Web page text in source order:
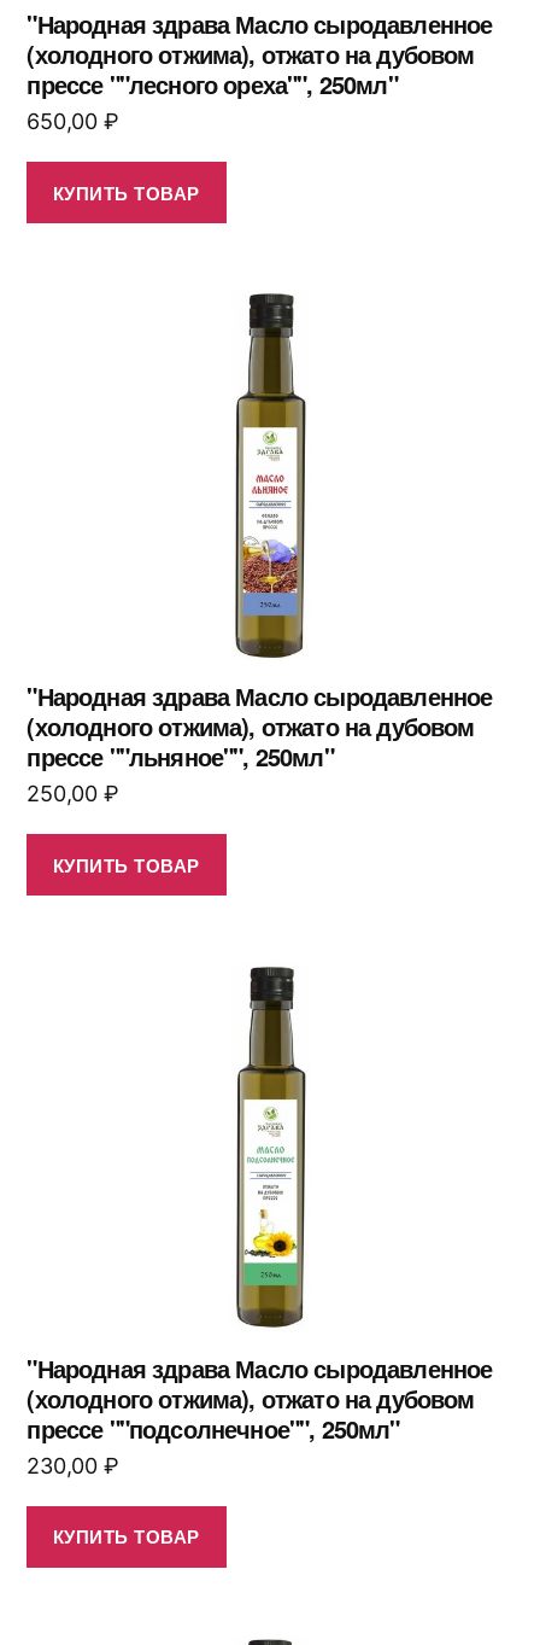
"Народная здрава Масло сыродавленное
(холодного отжима), отжато на дубовом
прессе ""лесного ореха"", 250мл"
650,00 ₽
КУПИТЬ ТОВАР
"Народная здрава Масло сыродавленное
(холодного отжима), отжато на дубовом
прессе ""льняное"", 250мл"
250,00 ₽
КУПИТЬ ТОВАР
"Народная здрава Масло сыродавленное
(холодного отжима), отжато на дубовом
прессе ""подсолнечное"", 250мл"
230,00 ₽
КУПИТЬ ТОВАР